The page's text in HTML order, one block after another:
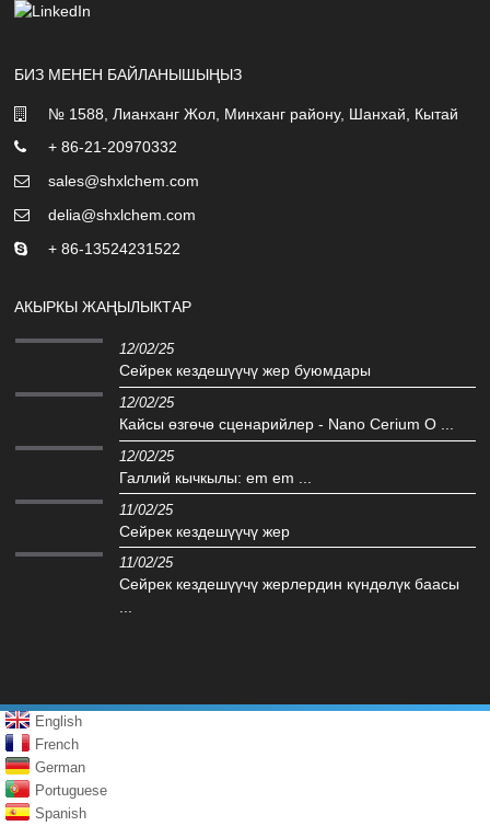
БИЗ МЕНЕН БАЙЛАНЫШЫҢЫЗ
№ 1588, Лианханг Жол, Минханг району, Шанхай, Кытай
+ 86-21-20970332
sales@shxlchem.com
delia@shxlchem.com
+ 86-13524231522
АКЫРКЫ ЖАҢЫЛЫКТАР
12/02/25
Сейрек кездешүүчү жер буюмдары
12/02/25
Кайсы өзгөчө сценарийлер - Nano Cerium O ...
12/02/25
Галлий кычкылы: em em ...
11/02/25
Сейрек кездешүүчү жер
11/02/25
Сейрек кездешүүчү жерлердин күндөлүк баасы
...
English
French
German
Portuguese
Spanish